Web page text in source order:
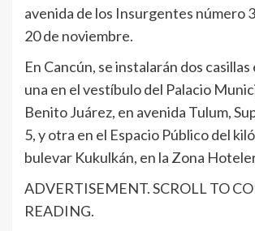
avenida de los Insurgentes número
20 de noviembre.
En Cancún, se instalarán dos
una en el vestíbulo del Palacio
Benito Juárez, en avenida Tulum,
5, y otra en el Espacio Público del
bulevar Kukulkán, en la Zona
ADVERTISEMENT. SCROLL TO
READING.